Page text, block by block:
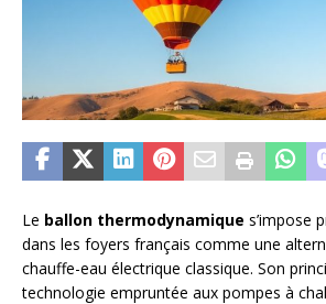
Le ballon thermodynamique s’impose
dans les foyers français comme une
chauffe-eau électrique classique. Son
technologie empruntée aux pompes à